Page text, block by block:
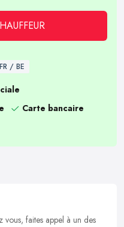
/ BE
Carte bancaire
faites appel à un des